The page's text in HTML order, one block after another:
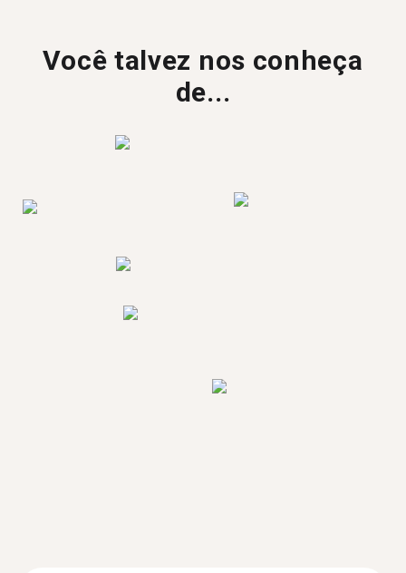
Você talvez nos conheça
de...